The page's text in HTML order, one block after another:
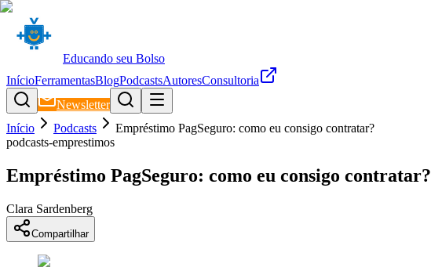
Educando seu Bolso
InícioFerramentasBlogPodcastsAutoresConsultoria
Newsletter
Início
Podcasts
Empréstimo PagSeguro: como eu consigo contratar?
podcasts-emprestimos
Empréstimo PagSeguro: como eu consigo contratar?
Clara Sardenberg
Compartilhar